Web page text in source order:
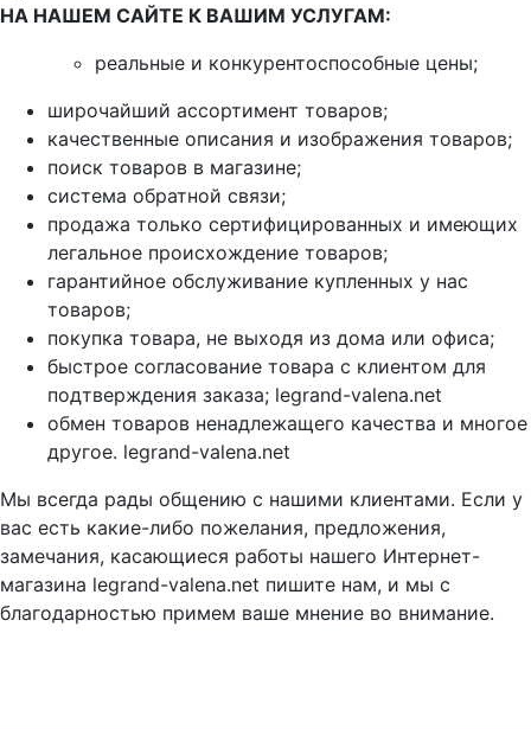
НА НАШЕМ САЙТЕ К ВАШИМ УСЛУГАМ:
реальные и конкурентоспособные цены;
широчайший ассортимент товаров;
качественные описания и изображения товаров;
поиск товаров в магазине;
система обратной связи;
продажа только сертифицированных и имеющих
легальное происхождение товаров;
гарантийное обслуживание купленных у нас
товаров;
покупка товара, не выходя из дома или офиса;
быстрое согласование товара с клиентом для
подтверждения заказа; legrand-valena.net
обмен товаров ненадлежащего качества и многое
другое. legrand-valena.net
Мы всегда рады общению с нашими клиентами. Если у
вас есть какие-либо пожелания, предложения,
замечания, касающиеся работы нашего Интернет-
магазина legrand-valena.net пишите нам, и мы с
благодарностью примем ваше мнение во внимание.